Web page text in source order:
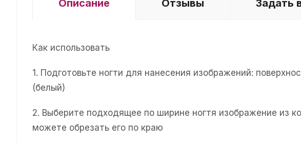
Описание Отзывы Задать
Как использовать
1. Подготовьте ногти для нанесения изображений:
(белый)
2. Выберите подходящее по ширине ногтя изображение из
можете обрезать его по краю